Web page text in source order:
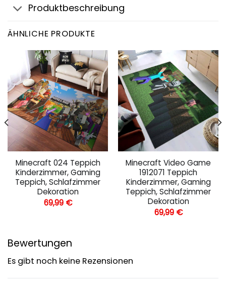
Produktbeschreibung
ÄHNLICHE PRODUKTE
Minecraft 024 Teppich
Kinderzimmer, Gaming
Teppich, Schlafzimmer
Dekoration
69,99 €
Minecraft Video Game
1912071 Teppich
Kinderzimmer, Gaming
Teppich, Schlafzimmer
Dekoration
69,99 €
Bewertungen
Es gibt noch keine Rezensionen